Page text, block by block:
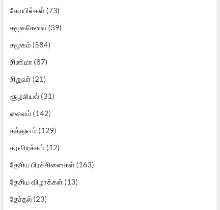
கோயில்கள்(73)
சமூகசேவை (39)
சமூகம் (584)
சினிமா (87)
சிறுவர் (21)
சூழலியல்(31)
சைவம் (142)
தத்துவம் (129)
தரவிறக்கம் (12)
தேசிய பிரச்சினைகள்(163)
தேசிய விழாக்கள்(13)
தேர்தல்(23)